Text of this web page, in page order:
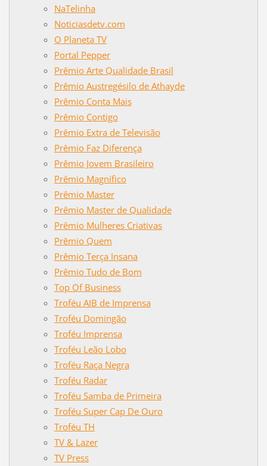
NaTelinha
Noticiasdetv.com
O Planeta TV
Portal Pepper
Prêmio Arte Qualidade Brasil
Prêmio Austregésilo de Athayde
Prêmio Conta Mais
Prêmio Contigo
Prêmio Extra de Televisão
Prêmio Faz Diferença
Prêmio Jovem Brasileiro
Prêmio Magnífico
Prêmio Master
Prêmio Master de Qualidade
Prêmio Mulheres Criativas
Prêmio Quem
Prêmio Terça Insana
Prêmio Tudo de Bom
Top Of Business
Troféu AIB de Imprensa
Troféu Domingão
Troféu Imprensa
Troféu Leão Lobo
Troféu Raça Negra
Troféu Radar
Troféu Samba de Primeira
Troféu Super Cap De Ouro
Troféu TH
TV & Lazer
TV Press